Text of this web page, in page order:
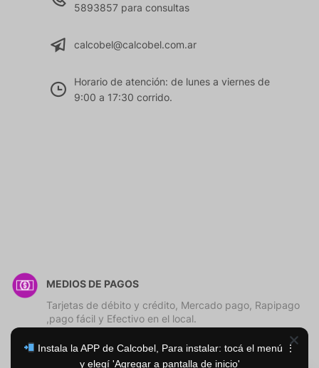
5893857 para consultas
calcobel@calcobel.com.ar
Horario de atención: de lunes a viernes de
9:00 a 17:30 corrido.
MEDIOS DE PAGOS
Tarjetas de débito y crédito, Mercado pago, Rapipago
,pago fácil y Efectivo en el local.
Instala la APP de Calcobel, Para instalar: tocá el menú ⋮
y elegí 'Agregar a pantalla de inicio'